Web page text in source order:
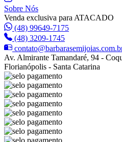
Sobre Nós
Venda exclusiva para ATACADO
(48) 99649-7175
(48) 3209-1745
Av. Almirante Tamandaré, 94 -
Florianópolis - Santa Catarina